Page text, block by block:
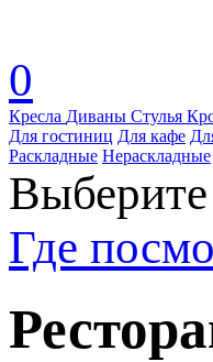
0
Кресла Диваны Стулья
Для гостиниц Для кафе
Раскладные Нераскладные
Где